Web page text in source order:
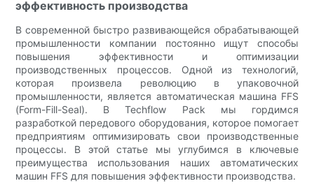
эффективность производства
В современной быстро развивающейся обрабатывающей
промышленности компании постоянно ищут способы
повышения эффективности и оптимизации
производственных процессов. Одной из технологий,
которая произвела революцию в упаковочной
промышленности, является автоматическая машина FFS
(Form-Fill-Seal). В Techflow Pack мы гордимся
разработкой передового оборудования, которое помогает
предприятиям оптимизировать свои производственные
процессы. В этой статье мы углубимся в ключевые
преимущества использования наших автоматических
машин FFS для повышения эффективности производства.